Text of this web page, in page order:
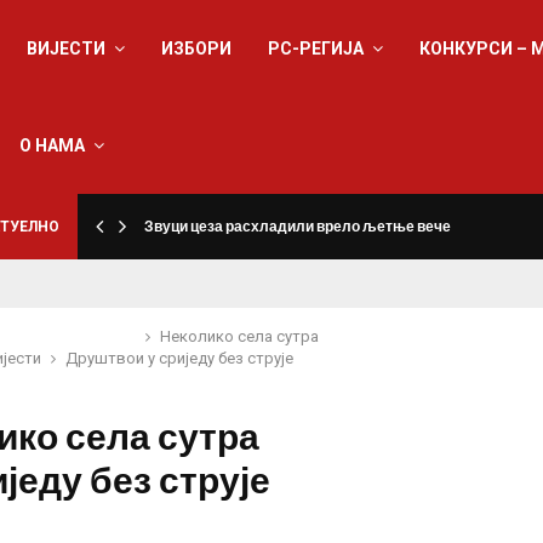
ВИЈЕСТИ ИЗБОРИ РС-РЕГИЈА КОНКУРСИ –
О НАМА
Звуци цеза расхладили врело љетње вече
Друштво
Неколико села сутра
и у сриједу без струје
села сутра
без струје